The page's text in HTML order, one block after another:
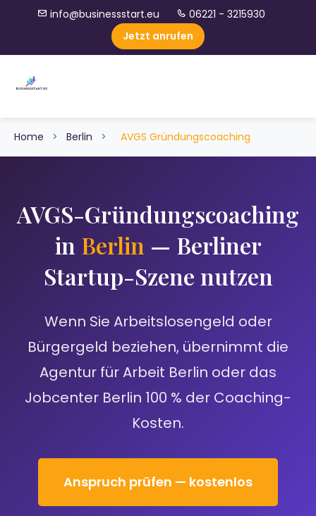
info@businessstart.eu
06221 - 3215930
Jetzt anrufen
Home > Berlin > AVGS Gründungscoaching
AVGS-Gründungscoaching
in Berlin — Berliner
Startup-Szene nutzen
Wenn Sie Arbeitslosengeld oder
Bürgergeld beziehen, übernimmt die
Agentur für Arbeit Berlin oder das
Jobcenter Berlin 100 % der Coaching-
Kosten.
Anspruch prüfen — kostenlos